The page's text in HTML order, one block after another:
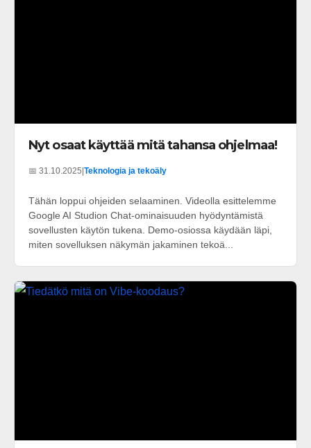
Nyt osaat käyttää mitä tahansa ohjelmaa!
📅 31.10.2025 Teknologia ja tekoäly
Tähän loppui ohjeiden selaaminen. Videolla esittelemme
Google AI Studion Chat-ominaisuuden hyödyntämistä
sovellusten käytön tukena. Demo-osiossa käydään läpi,
miten sovelluksen näkymän jakaminen tekoä...